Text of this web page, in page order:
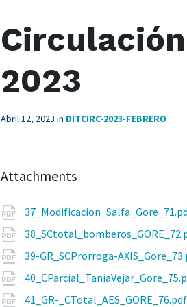
2023
Abril 12, 2023in DITCIRC-2023-FEBRERO
Attachments
39-GR_SCProrroga-
41_GR-_CTotal_AES_GORE_76.pdf